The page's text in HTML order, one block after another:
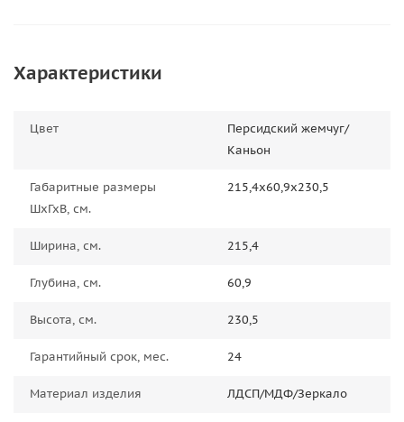
Характеристики
Цвет
Персидский жемчуг/
Каньон
Габаритные размеры
ШхГхВ, см.
215,4х60,9х230,5
Ширина, см. 215,4
Глубина, см. 60,9
Высота, см. 230,5
Гарантийный срок, мес. 24
Материал изделия ЛДСП/МДФ/Зеркало